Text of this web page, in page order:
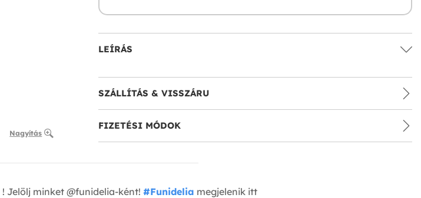
Nagyítás
LEÍRÁS
SZÁLLÍTÁS & VISSZÁRU
FIZETÉSI MÓDOK
! Jelölj minket @funidelia-ként! #Funidelia megjelenik itt